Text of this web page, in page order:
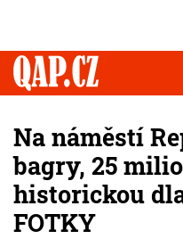
Na náměstí
bagry, 25
historickou
FOTKY